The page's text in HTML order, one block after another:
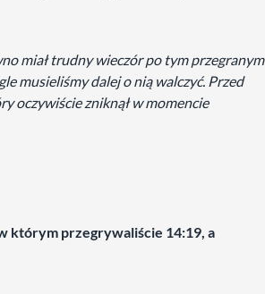
miał trudny wieczór po tym przegranym
musieliśmy dalej o nią walczyć. Przed
oczywiście zniknął w momencie
którym przegrywaliście 14:19, a